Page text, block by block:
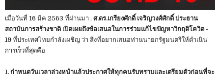
เมื่อวันที่ 16 มีค 2563 ที่ผ่านมา , ศ.ดร.เกรียงศักดิ์ เจริญวงศ์ศักดิ์ ประธาน
สถาบันการสร้างชาติ เปิดเผยถึงข้อเสนอในการร่วมแก้ไขปัญหาวิกฤติโควิด -
19 ที่ประเทศไทยกำลังเผชิญ ว่า สิ่งที่อยากเสนอท่านนายกรัฐมนตรีให้ดำเนิน
การเร็วที่สุดคือ
1. กำหนดวันเวลาล่วงหน้าแล้วประกาศให้ทุกคนรับทราบและเตรียมตัวก่อนที่จะ